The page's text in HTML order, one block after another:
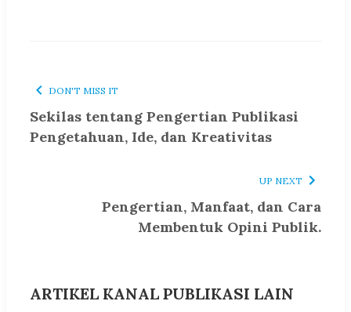
DON'T MISS IT
Sekilas tentang Pengertian Publikasi
Pengetahuan, Ide, dan Kreativitas
UP NEXT
Pengertian, Manfaat, dan Cara
Membentuk Opini Publik.
ARTIKEL KANAL PUBLIKASI LAIN